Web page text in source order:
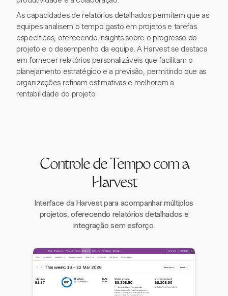
As capacidades de relatórios detalhados permitem que as
equipes analisem o tempo gasto em projetos e tarefas
específicas, oferecendo insights sobre o progresso do
projeto e o desempenho da equipe. A Harvest se destaca
em fornecer relatórios personalizáveis que facilitam o
planejamento estratégico e a previsão, permitindo que as
organizações refinam estimativas e melhorem a
rentabilidade do projeto.
Controle de Tempo com a
Harvest
Interface da Harvest para acompanhar múltiplos
projetos, oferecendo relatórios detalhados e
integração sem esforço.